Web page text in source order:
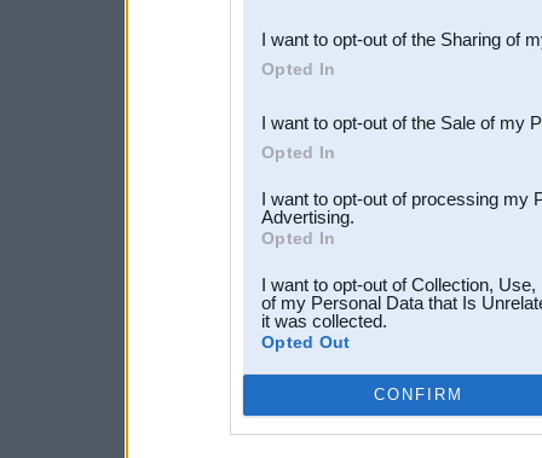
Downstream Participants
third parties.
I want to opt-out of the Sharing of
Opted In
I want to opt-out of the Sale of my
Opted In
I want to opt-out of processing my
Advertising.
Opted In
I want to opt-out of Collection,
of my Personal Data that Is
it was collected.
Opted Out
CONFIRM